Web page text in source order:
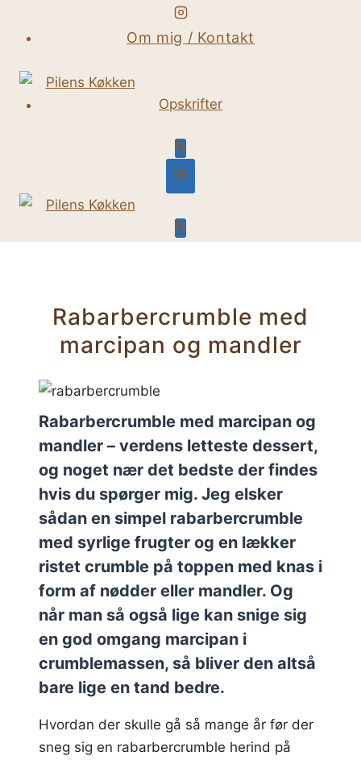
Om mig / Kontakt
Opskrifter
Rabarbercrumble med
marcipan og mandler
Rabarbercrumble med marcipan og
mandler – verdens letteste dessert,
og noget nær det bedste der findes
hvis du spørger mig. Jeg elsker
sådan en simpel rabarbercrumble
med syrlige frugter og en lækker
ristet crumble på toppen med knas i
form af nødder eller mandler. Og
når man så også lige kan snige sig
en god omgang marcipan i
crumblemassen, så bliver den altså
bare lige en tand bedre.
Hvordan der skulle gå så mange år før der
sneg sig en rabarbercrumble herind på